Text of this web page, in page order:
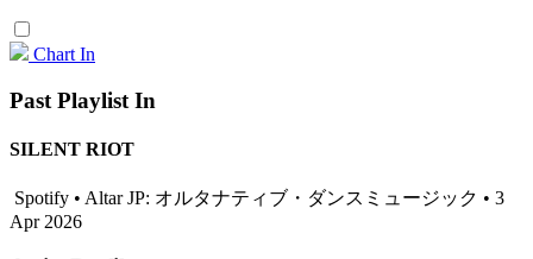
Chart In
Past Playlist In
SILENT RIOT
Spotify • Altar JP: オルタナティブ・ダンスミュージック • 3
Apr 2026